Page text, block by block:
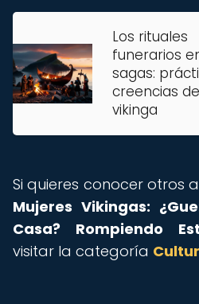
Los rituales
funerarios
sagas:
creencias
vikinga
Si quieres conocer otros
Mujeres Vikingas:
Casa? Rompiendo
visitar la categoría